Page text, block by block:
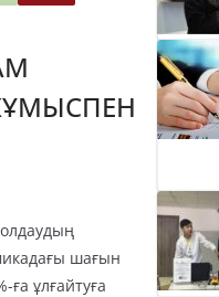
шағын
ға ұлғайтуға